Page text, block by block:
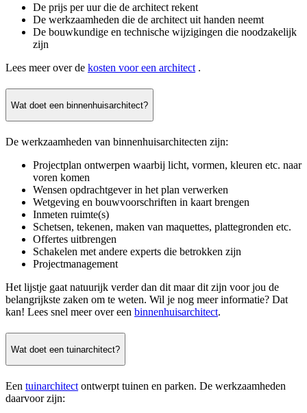
De prijs per uur die de architect rekent
De werkzaamheden die de architect uit handen neemt
De bouwkundige en technische wijzigingen die noodzakelijk
zijn
Lees meer over de kosten voor een architect .
Wat doet een binnenhuisarchitect?
De werkzaamheden van binnenhuisarchitecten zijn:
Projectplan ontwerpen waarbij licht, vormen, kleuren etc. naar
voren komen
Wensen opdrachtgever in het plan verwerken
Wetgeving en bouwvoorschriften in kaart brengen
Inmeten ruimte(s)
Schetsen, tekenen, maken van maquettes, plattegronden etc.
Offertes uitbrengen
Schakelen met andere experts die betrokken zijn
Projectmanagement
Het lijstje gaat natuurijk verder dan dit maar dit zijn voor jou de
belangrijkste zaken om te weten. Wil je nog meer informatie? Dat
kan! Lees snel meer over een binnenhuisarchitect.
Wat doet een tuinarchitect?
Een tuinarchitect ontwerpt tuinen en parken. De werkzaamheden
daarvoor zijn: